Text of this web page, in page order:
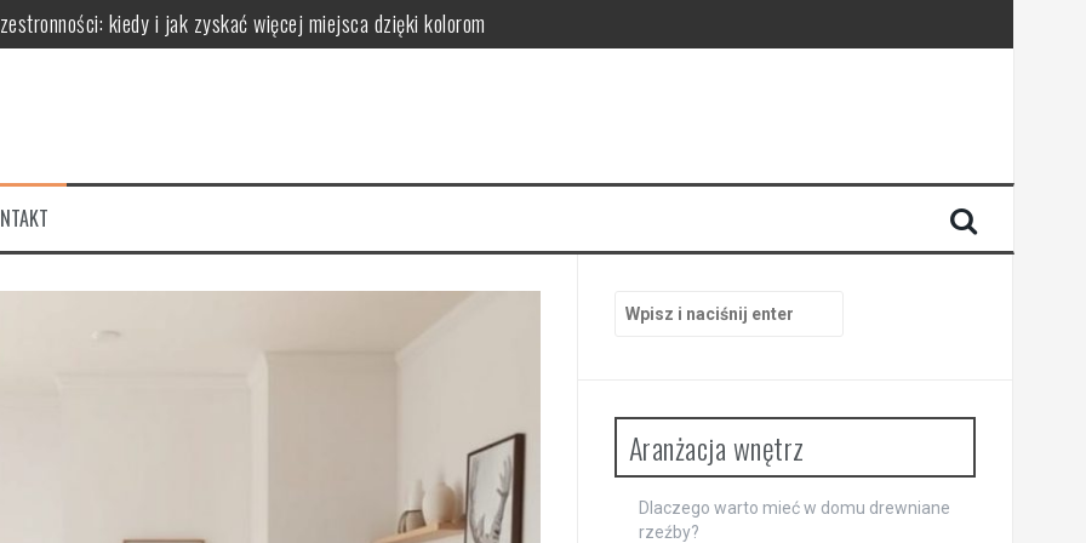
kiedy i jak zyskać więcej miejsca dzięki kolorom
modelować przestrzeń i tworzyć nastrój
światła wpływa na optyczne powiększenie pomieszczeń i atmosferę wnętrza
aranżację unikając efektu monotoni i chaosu
Aranżacja wnętrz
Dlaczego warto mieć w domu drewniane
rzeźby?